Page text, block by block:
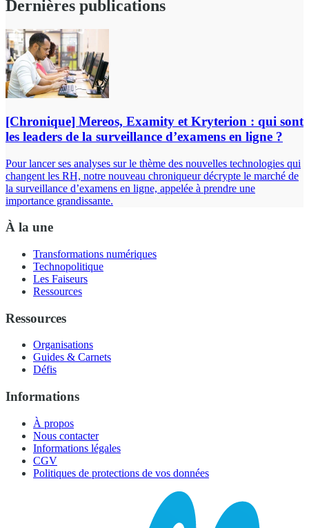
Dernières publications
[Chronique] Mereos, Examity et Kryterion : qui sont
les leaders de la surveillance d’examens en ligne ?
Pour lancer ses analyses sur le thème des nouvelles technologies qui
changent les RH, notre nouveau chroniqueur décrypte le marché de
la surveillance d’examens en ligne, appelée à prendre une
importance grandissante.
À la une
Transformations numériques
Technopolitique
Les Faiseurs
Ressources
Ressources
Organisations
Guides & Carnets
Défis
Informations
À propos
Nous contacter
Informations légales
CGV
Politiques de protections de vos données